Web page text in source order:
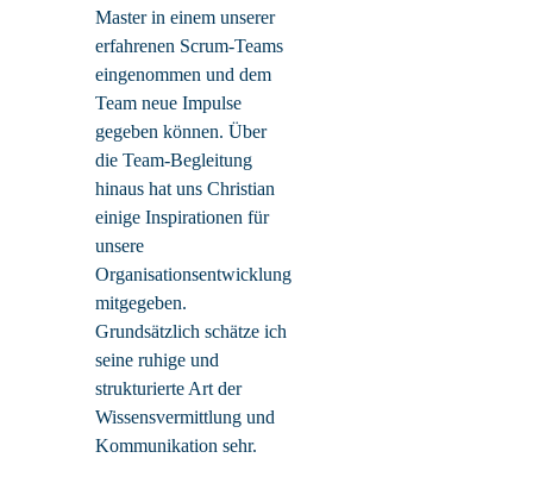
Master in einem unserer
erfahrenen Scrum-Teams
eingenommen und dem
Team neue Impulse
gegeben können. Über
die Team-Begleitung
hinaus hat uns Christian
einige Inspirationen für
unsere
Organisationsentwicklung
mitgegeben.
Grundsätzlich schätze ich
seine ruhige und
strukturierte Art der
Wissensvermittlung und
Kommunikation sehr.